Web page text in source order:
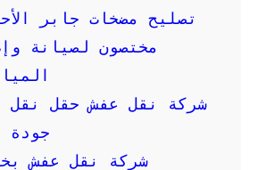
ت
ي
ك
م
ش
ر
تصليح مضخات جابر
مختصون لصيانة
شركة نقل عفش حقل نقل
جودة
شركة نقل عفش